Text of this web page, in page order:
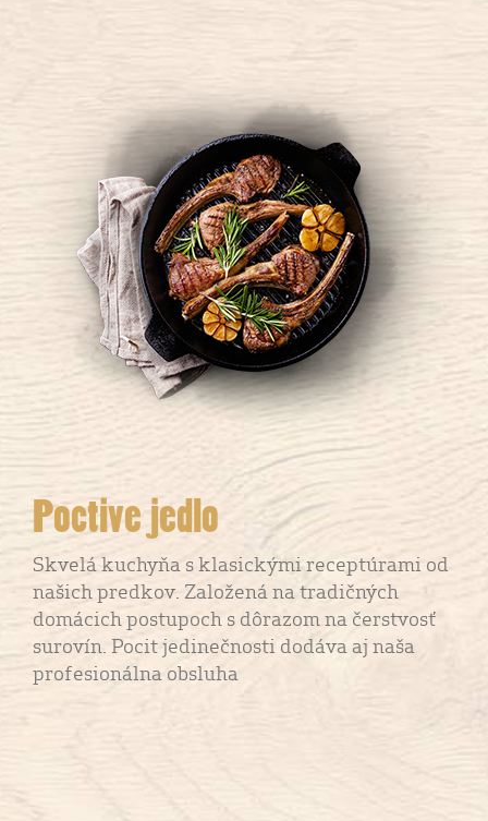
Poctive jedlo
Skvelá kuchyňa s klasickými receptúrami od
našich predkov. Založená na tradičných
domácich postupoch s dôrazom na čerstvosť
surovín. Pocit jedinečnosti dodáva aj naša
profesionálna obsluha